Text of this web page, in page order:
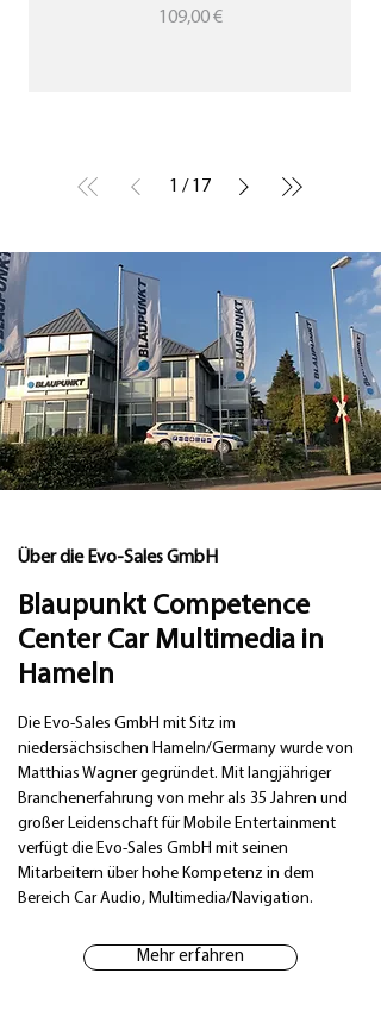
Preis
109,00 €
1 / 17
Über die Evo-Sales GmbH
Blaupunkt Competence
Center Car Multimedia in
Hameln
Die Evo-Sales GmbH mit Sitz im
niedersächsischen Hameln/Germany wurde von
Matthias Wagner gegründet. Mit langjähriger
Branchenerfahrung von mehr als 35 Jahren und
großer Leidenschaft für Mobile Entertainment
verfügt die Evo-Sales GmbH mit seinen
Mitarbeitern über hohe Kompetenz in dem
Bereich Car Audio, Multimedia/Navigation.
Mehr erfahren